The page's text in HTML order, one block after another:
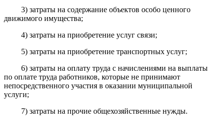
3) затраты на содержание объектов особо ценного
движимого имущества;
4) затраты на приобретение услуг связи;
5) затраты на приобретение транспортных услуг;
6) затраты на оплату труда с начислениями на выплаты
по оплате труда работников, которые не принимают
непосредственного участия в оказании муниципальной
услуги;
7) затраты на прочие общехозяйственные нужды.